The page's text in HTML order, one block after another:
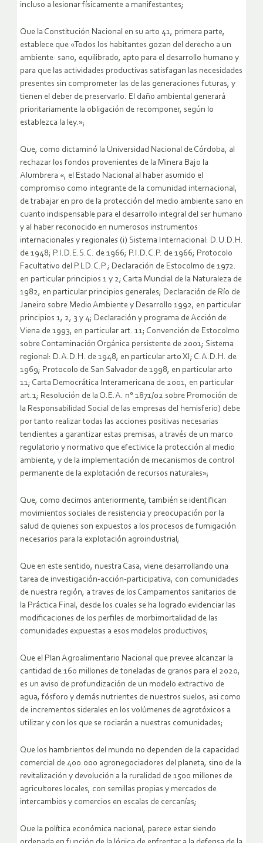
incluso a lesionar físicamente a manifestantes;
Que la Constitución Nacional en su arto 41, primera parte,
establece que «Todos los habitantes gozan del derecho a un
ambiente· sano, equilibrado, apto para el desarrollo humano y
para que las actividades productivas satisfagan las necesidades
presentes sin comprometer las de las generaciones futuras, y
tienen el deber de preservarlo. El daño ambiental generará
prioritariamente la obligación de recomponer, según lo
establezca la ley.»;
Que, como dictaminó la Universidad Nacional de Córdoba, al
rechazar los fondos provenientes de la Minera Bajo la
Alumbrera «, el Estado Nacional al haber asumido el
compromiso como integrante de la comunidad internacional,
de trabajar en pro de la protección del medio ambiente sano en
cuanto indispensable para el desarrollo integral del ser humano
y al haber reconocido en numerosos instrumentos
internacionales y regionales (i) Sistema Internacional: D.U.D.H.
de 1948; P.I.D.E.S.C. de 1966; P.I.D.C.P. de 1966; Protocolo
Facultativo del P.LD.C.P.; Declaración de Estocolmo de 1972.
en particular principios 1 y 2; Carta Mundial de la Naturaleza de
1982, en particular principios generales; Declaración de Río de
Janeiro sobre Medio Ambiente y Desarrollo 1992, en particular
principios 1, 2, 3 y 4; Declaración y programa de Acción de
Viena de 1993, en particular art. 11; Convención de Estocolmo
sobre Contaminación Orgánica persistente de 2001; Sistema
regional: D.A.D.H. de 1948, en particular arto XI; C.A.D.H. de
1969; Protocolo de San Salvador de 1998, en particular arto
11; Carta Democrática Interamericana de 2001, en particular
art.1; Resolución de la O.E.A. n° 1871/02 sobre Promoción de
la Responsabilidad Social de las empresas del hemisferio) debe
por tanto realizar todas las acciones positivas necesarias
tendientes a garantizar estas premisas, a través de un marco
regulatorio y normativo que efectivice la protección al medio
ambiente, y de la implementación de mecanismos de control
permanente de la explotación de recursos naturales»;
Que, como decimos anteriormente, también se identifican
movimientos sociales de resistencia y preocupación por la
salud de quienes son expuestos a los procesos de fumigación
necesarios para la explotación agroindustrial;
Que en este sentido, nuestra Casa, viene desarrollando una
tarea de investigación-acción-participativa, con comunidades
de nuestra región, a traves de los Campamentos sanitarios de
la Práctica Final, desde los cuales se ha logrado evidenciar las
modificaciones de los perfiles de morbimortalidad de las
comunidades expuestas a esos modelos productivos;
Que el Plan Agroalimentario Nacional que prevee alcanzar la
cantidad de 160 millones de toneladas de granos para el 2020,
es un aviso de profundización de un modelo extractivo de
agua, fósforo y demás nutrientes de nuestros suelos, asi como
de incrementos siderales en los volúmenes de agrotóxicos a
utilizar y con los que se rociarán a nuestras comunidades;
Que los hambrientos del mundo no dependen de la capacidad
comercial de 400.000 agronegociadores del planeta, sino de la
revitalización y devolución a la ruralidad de 1500 millones de
agricultores locales, con semillas propias y mercados de
intercambios y comercios en escalas de cercanías;
Que la política económica nacional, parece estar siendo